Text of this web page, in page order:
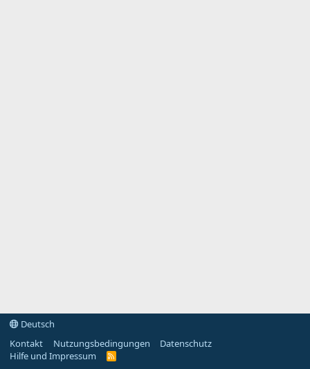
Deutsch
Kontakt
Nutzungsbedingungen
Datenschutz
Hilfe und Impressum
R